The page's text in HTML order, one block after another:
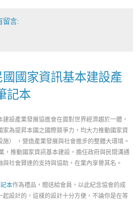
留言:
國家資訊基本建設產
記本
設產業發展協進會在面對世界經濟趨於一體，
家為提昇本國之國際競爭力，均大力推動國家資
） ，營造產業發展與社會進步的整體大環境。
，推動國家資訊基本建設，擔任政府與民間溝通
社會賢達的支持與協助，在業內享譽其名。
本作為禮品，贈送給會員，以此紀念協會的成
起設計的，這樣的設計十分方便，不論你是在等